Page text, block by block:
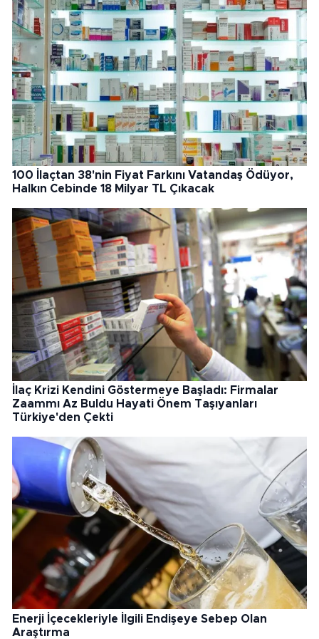
100 İlaçtan 38'nin Fiyat Farkını Vatandaş Ödüyor,
Halkın Cebinde 18 Milyar TL Çıkacak
İlaç Krizi Kendini Göstermeye Başladı: Firmalar
Zaammı Az Buldu Hayati Önem Taşıyanları
Türkiye'den Çekti
Enerji İçecekleriyle İlgili Endişeye Sebep Olan
Araştırma